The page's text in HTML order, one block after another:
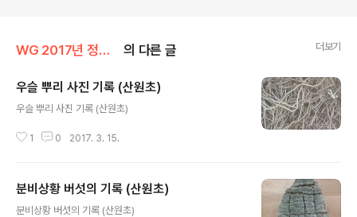
WG 2017년 정유년 기록 의 다른 글 더보기
우슬 뿌리 사진 기록 (산원초)
우슬 뿌리 사진 기록 (산원초)
1 0 2017. 3. 15.
분비상황 버섯의 기록 (산원초)
분비상황 버섯의 기록 (산원초)